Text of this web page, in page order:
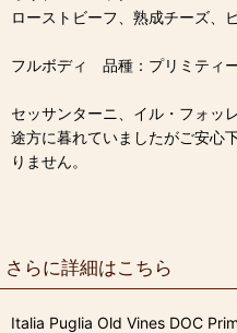
ローストビーフ、熟成チーズ、
フルボディ 品種：プリミテ
セッサンターニ、イル・フォッ
途方に暮れていましたがご安心
りません。
さらに詳細はこちら
Italia Puglia Old Vines DOC